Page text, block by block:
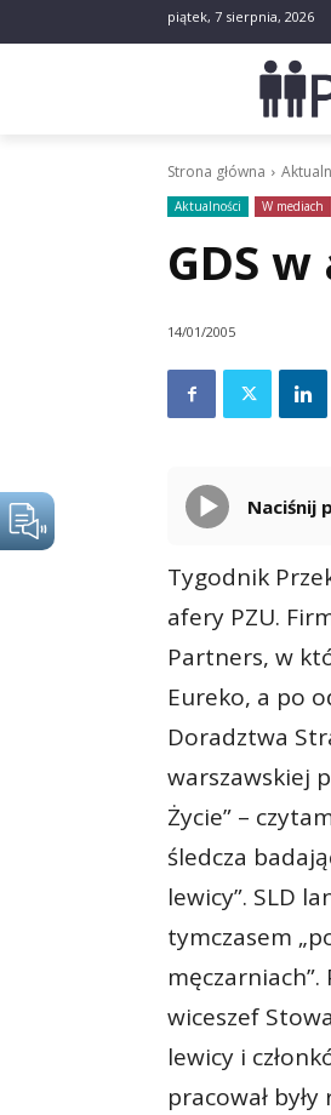
piątek, 7 sierpnia, 2026
Strona główna
Aktualności W mediach
GDS
14/01/2005
Tygodnik
afery PZU.
Partners, w
Eureko, a po
Doradztwa
warszawskiej
Życie” –
śledcza
lewicy”. SLD
tymczasem
wiceszef
lewicy i
pracował